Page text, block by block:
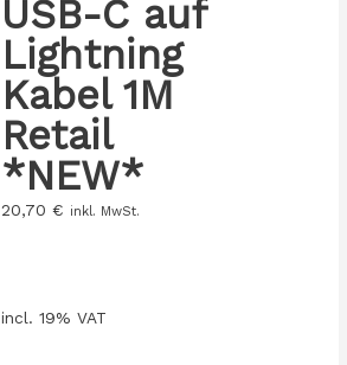
USB-C auf
Lightning
Kabel 1M
Retail
*NEW*
20,70 € inkl. MwSt.
incl. 19% VAT